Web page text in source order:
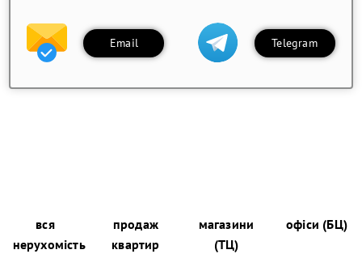
Email Telegram
вся
нерухомість
продаж
квартир
магазини
(ТЦ)
офіси (БЦ)